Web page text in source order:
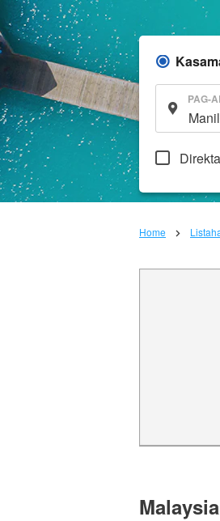
PAG-
Home